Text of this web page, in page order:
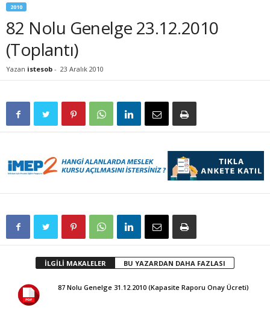
2010
82 Nolu Genelge 23.12.2010
(Toplantı)
Yazan istesob - 23 Aralık 2010
İLGİLİ MAKALELER BU YAZARDAN DAHA FAZLASI
87 Nolu Genelge 31.12.2010 (Kapasite Raporu Onay Ücreti)